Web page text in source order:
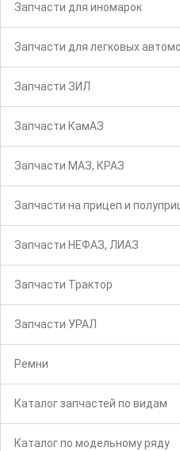
Запчасти для иномарок
Запчасти для легковых
Запчасти ЗИЛ
Запчасти КамАЗ
Запчасти МАЗ, КРАЗ
Запчасти на прицеп и
Запчасти НЕФАЗ, ЛИАЗ
Запчасти Трактор
Запчасти УРАЛ
Ремни
Каталог запчастей по видам
Каталог по модельному ряду